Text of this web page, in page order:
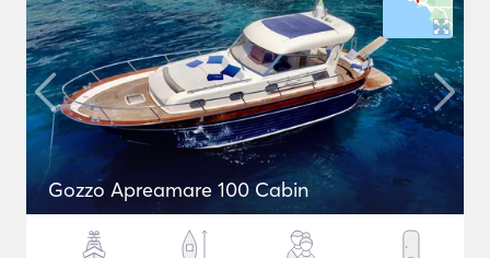
Gozzo Apreamare 100 Cabin